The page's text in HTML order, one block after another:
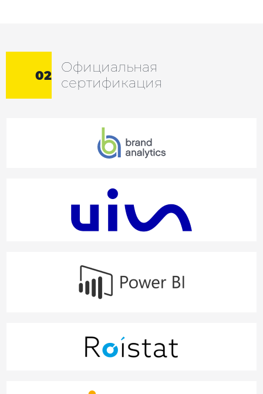
02
Официальная
сертификация